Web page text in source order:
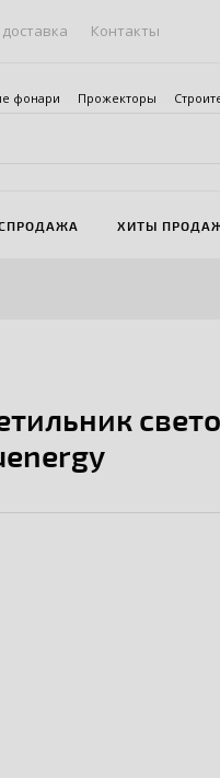
Контакты
фонари Прожекторы
ХИТЫ